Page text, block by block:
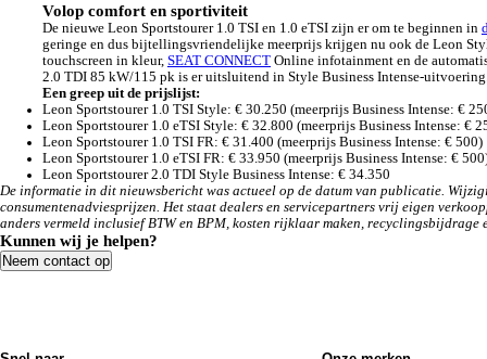
Volop comfort en sportiviteit
De nieuwe Leon Sportstourer 1.0 TSI en 1.0 eTSI zijn er om te beginnen in
geringe en dus bijtellingsvriendelijke meerprijs krijgen nu ook de Leon
touchscreen in kleur, SEAT CONNECTOnline infotainment en de
2.0 TDI 85 kW/115 pk is er uitsluitend in Style Business Intense-uitvoering.
Een greep uit de prijslijst:
Leon Sportstourer 1.0 TSI Style: € 30.250 (meerprijs Business Intense: €
Leon Sportstourer 1.0 eTSI Style: € 32.800 (meerprijs Business Intense: €
Leon Sportstourer 1.0 TSI FR: € 31.400 (meerprijs Business Intense: € 500)
Leon Sportstourer 1.0 eTSI FR: € 33.950 (meerprijs Business Intense: €
Leon Sportstourer 2.0 TDI Style Business Intense: € 34.350
De informatie in dit nieuwsbericht was actueel op de datum van publicatie.
consumentenadviesprijzen. Het staat dealers en servicepartners vrij eigen
anders vermeld inclusief BTW en BPM, kosten rijklaar maken, recyclingsbijdrage
Kunnen wij je helpen?
Neem contact op